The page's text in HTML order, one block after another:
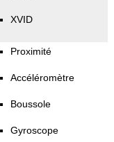
XVID
Proximité
Accéléromètre
Boussole
Gyroscope